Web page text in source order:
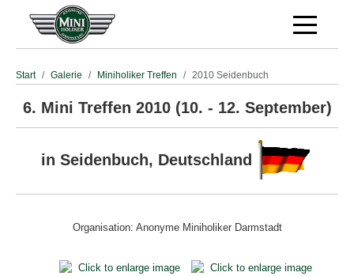
Off-
Start Galerie Miniholiker Treffen 2010 Seidenbuch
6. Mini Treffen 2010 (10. - 12. September)
in Seidenbuch, Deutschland
Organisation: Anonyme Miniholiker Darmstadt